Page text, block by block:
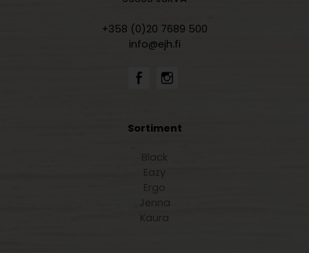
+358 (0)20 7689 500
info@ejh.fi
Sortiment
Black
Eazy
Ergo
Jenna
Kaura